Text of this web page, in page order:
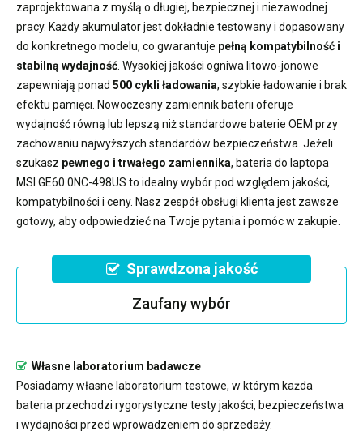
zaprojektowana z myślą o długiej, bezpiecznej i niezawodnej
pracy. Każdy akumulator jest dokładnie testowany i dopasowany
do konkretnego modelu, co gwarantuje pełną kompatybilność i
stabilną wydajność . Wysokiej jakości ogniwa litowo-jonowe
zapewniają ponad 500 cykli ładowania, szybkie ładowanie i brak
efektu pamięci. Nowoczesny zamiennik baterii oferuje
wydajność równą lub lepszą niż standardowe baterie OEM przy
zachowaniu najwyższych standardów bezpieczeństwa. Jeżeli
szukasz pewnego i trwałego zamiennika, bateria do laptopa
MSI GE60 0NC-498US to idealny wybór pod względem jakości,
kompatybilności i ceny. Nasz zespół obsługi klienta jest zawsze
gotowy, aby odpowiedzieć na Twoje pytania i pomóc w zakupie.
Sprawdzona jakość
Zaufany wybór
Własne laboratorium badawcze
Posiadamy własne laboratorium testowe, w którym każda
bateria przechodzi rygorystyczne testy jakości, bezpieczeństwa
i wydajności przed wprowadzeniem do sprzedaży.